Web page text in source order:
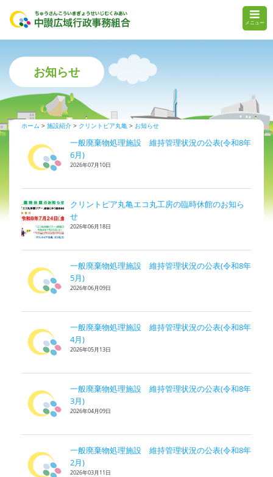
メニュー
お知らせ
ホーム 施設紹介 クリントピア丸亀 お知らせ
一般廃棄物処理施設 維持管理状況の公表(令和8年
6月)
2026年07月10日
クリントピア丸亀エコ丸工房の臨時休館のお知ら
せ
2026年06月18日
一般廃棄物処理施設 維持管理状況の公表(令和8年
5月)
2026年06月09日
一般廃棄物処理施設 維持管理状況の公表(令和8年
4月)
2026年05月13日
一般廃棄物処理施設 維持管理状況の公表(令和8年
3月)
2026年04月09日
一般廃棄物処理施設 維持管理状況の公表(令和8年
2月)
2026年03月11日